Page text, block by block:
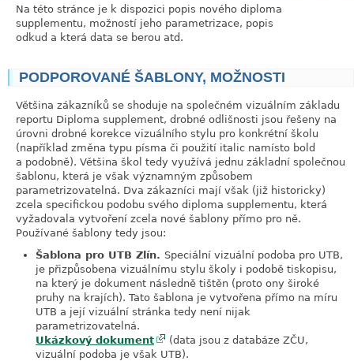
Na této stránce je k dispozici popis nového diploma
supplementu, možností jeho parametrizace, popis
odkud a která data se berou atd.
PODPOROVANÉ ŠABLONY, MOŽNOSTI
Většina zákazníků se shoduje na společném vizuálním základu
reportu Diploma supplement, drobné odlišnosti jsou řešeny na
úrovni drobné korekce vizuálního stylu pro konkrétní školu
(například změna typu písma či použití italic namísto bold
a podobně). Většina škol tedy využívá jednu základní společnou
šablonu, která je však významným způsobem
parametrizovatelná. Dva zákazníci mají však (již historicky)
zcela specifickou podobu svého diploma supplementu, která
vyžadovala vytvoření zcela nové šablony přímo pro ně.
Používané šablony tedy jsou:
Šablona pro UTB Zlín. Speciální vizuální podoba pro UTB,
je přizpůsobena vizuálnímu stylu školy i podobě tiskopisu,
na který je dokument následně tištěn (proto ony široké
pruhy na krajích). Tato šablona je vytvořena přímo na míru
UTB a její vizuální stránka tedy není nijak
parametrizovatelná.
Ukázkový dokument
(data jsou z databáze ZČU,
vizuální podoba je však UTB).